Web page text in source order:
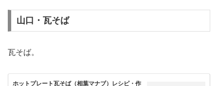
山口・瓦そば
瓦そば。
ホットプレート瓦そば（相葉マナブ）レシピ・作